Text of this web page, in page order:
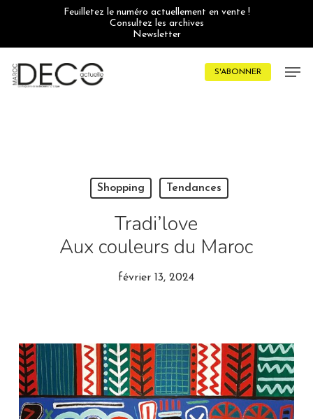
Feuilletez le numéro actuellement en vente !
Consultez les archives
Newsletter
S'ABONNER
Shopping Tendances
Tradi’love
Aux couleurs du Maroc
février 13, 2024